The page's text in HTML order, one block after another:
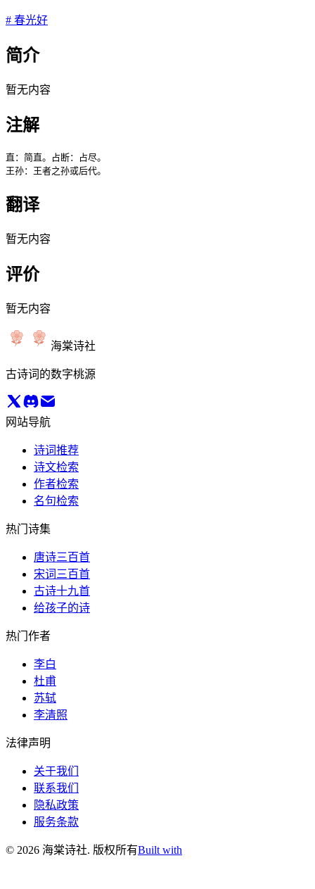
# 春光好
简介
暂无内容
注解
直：简直。占断：占尽。
王孙：王者之孙或后代。
翻译
暂无内容
评价
暂无内容
海棠诗社
古诗词的数字桃源
网站导航
诗词推荐
诗文检索
作者检索
名句检索
热门诗集
唐诗三百首
宋词三百首
古诗十九首
给孩子的诗
热门作者
李白
杜甫
苏轼
李清照
法律声明
关于我们
联系我们
隐私政策
服务条款
© 2026 海棠诗社. 版权所有Built with